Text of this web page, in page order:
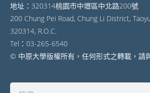
地址：320314桃園市中壢區中北路200號
200 Chung Pei Road, Chung Li District,
320314, R.O.C.
Tel：03-265-6540
© 中原大學版權所有，任何形式之轉載，請